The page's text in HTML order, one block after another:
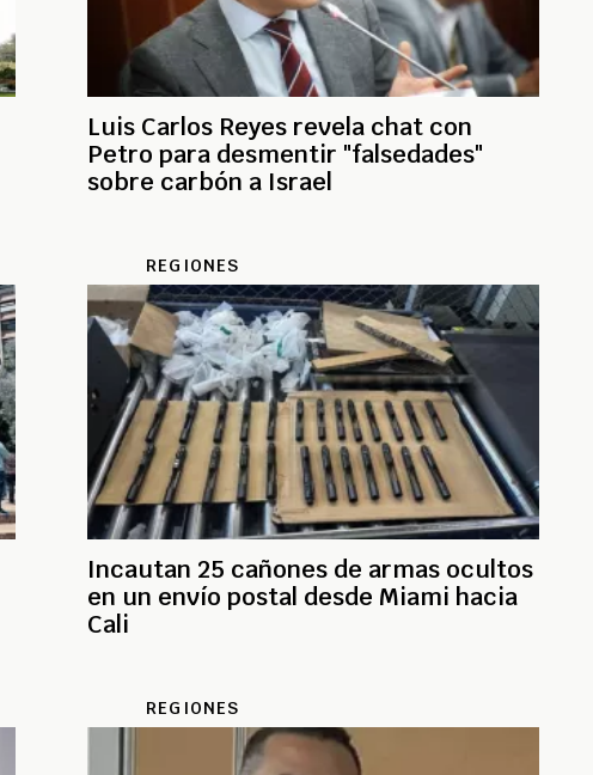
Luis Carlos Reyes revela chat con
Petro para desmentir "falsedades"
sobre carbón a Israel
REGIONES
Incautan 25 cañones de armas ocultos
en un envío postal desde Miami hacia
Cali
REGIONES